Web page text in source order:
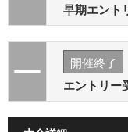
早期エント
開催終了
エントリー